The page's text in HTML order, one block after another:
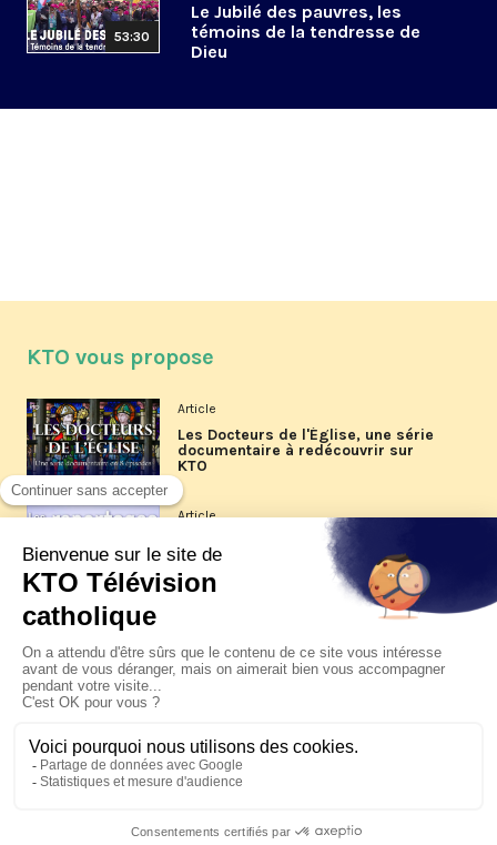
53:30
Le Jubilé des pauvres, les
témoins de la tendresse de
Dieu
KTO vous propose
Article
Les Docteurs de l'Église, une série
documentaire à redécouvrir sur
KTO
Article
Les reportages d'été 2026 de KTO
La visite pastorale du pape Léon
XIV à Assise à suivre sur KTO le
jeudi 6 août
Le pape en Uruguay, Argentine et
Pérou du 6 au 17 novembre 2026